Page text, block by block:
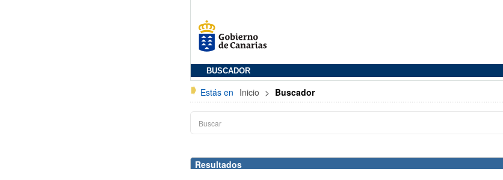
BUSCADOR
Estás en Inicio > Buscador
Resultados